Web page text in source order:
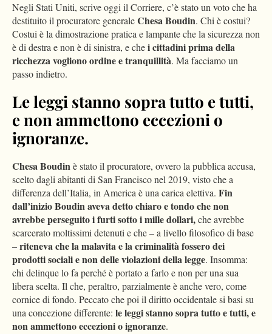
Negli Stati Uniti, scrive oggi il Corriere, c’è stato un voto che ha
destituito il procuratore generaleChesa Boudin. Chi è costui?
Costui è la dimostrazione pratica e lampante che la sicurezza non
è di destra e non è di sinistra, e chei cittadini prima della
ricchezza vogliono ordine e tranquillità. Ma facciamo un
passo indietro.
Le leggi stanno sopra tutto e tutti,
e non ammettono eccezioni o
ignoranze.
Chesa Boudinè stato il procuratore, ovvero la pubblica accusa,
scelto dagli abitanti di San Francisco nel 2019, visto che a
differenza dell’Italia, in America è una carica elettiva. Fin
dall’inizio Boudin aveva detto chiaro e tondo che non
avrebbe perseguito i furti sotto i mille dollari,che avrebbe
scarcerato moltissimi detenuti e che – a livello filosofico di base
–riteneva che la malavita e la criminalità fossero dei
prodotti sociali e non delle violazioni della legge. Insomma:
chi delinque lo fa perché è portato a farlo e non per una sua
libera scelta. Il che, peraltro, parzialmente è anche vero, come
cornice di fondo. Peccato che poi il diritto occidentale si basi su
una concezione differente: le leggi stanno sopra tutto e tutti, e
non ammettono eccezioni o ignoranze.